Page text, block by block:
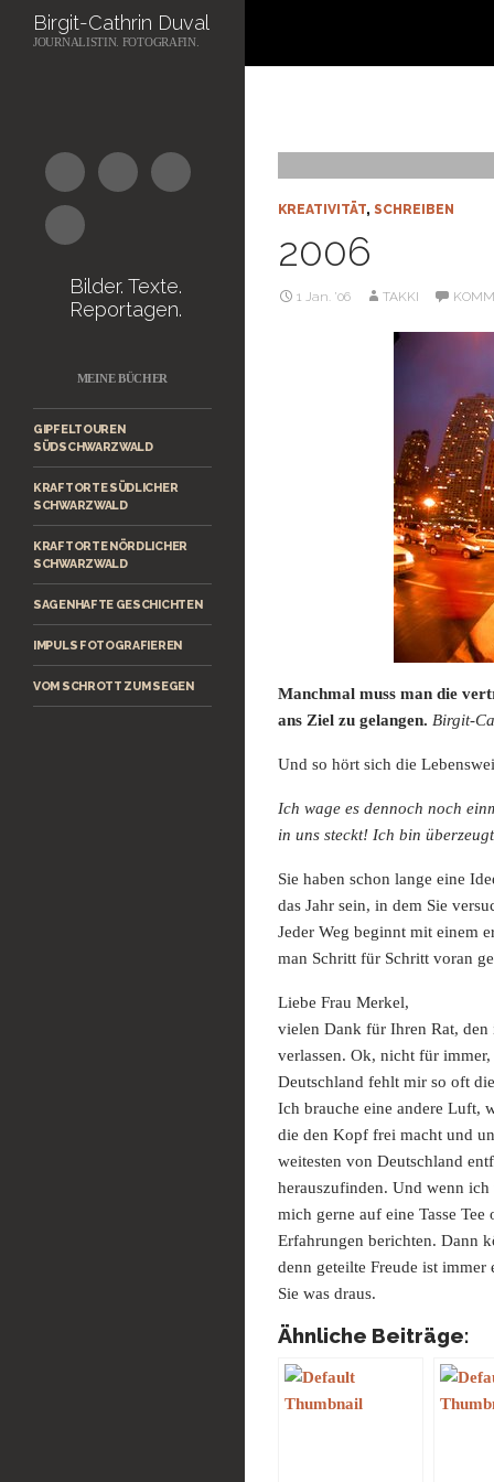
Suchen
KREATIVITÄT, SCHREIBEN
2006
1 Jan. ’06 TAKKI
Manchmal muss man die
ans Ziel zu gelangen. Birgit-
Und so hört sich die
Ich wage es dennoch noch
in uns steckt! Ich bin
Sie haben schon lange eine
das Jahr sein, in dem Sie
Jeder Weg beginnt mit einem
man Schritt für Schritt voran
Liebe Frau Merkel,
vielen Dank für Ihren Rat,
verlassen. Ok, nicht für
Deutschland fehlt mir so oft
Ich brauche eine andere Luft,
die den Kopf frei macht und
weitesten von Deutschland
herauszufinden. Und wenn
mich gerne auf eine Tasse
Erfahrungen berichten. Dann
denn geteilte Freude ist
Sie was draus.
Ähnliche Beiträge:
Birgit-Cathrin Duval
JOURNALISTIN. FOTOGRAFIN.
Bilder. Texte.
Reportagen.
MEINE BÜCHER
GIPFELTOUREN
SÜDSCHWARZWALD
KRAFTORTE SÜDLICHER
SCHWARZWALD
KRAFTORTE NÖRDLICHER
SCHWARZWALD
SAGENHAFTE GESCHICHTEN
IMPULS FOTOGRAFIEREN
VOM SCHROTT ZUM SEGEN